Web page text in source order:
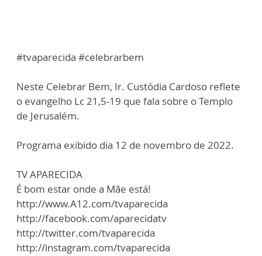
#tvaparecida #celebrarbem
Neste Celebrar Bem, Ir. Custódia Cardoso reflete
o evangelho Lc 21,5-19 que fala sobre o Templo
de Jerusalém.
Programa exibido dia 12 de novembro de 2022.
TV APARECIDA
É bom estar onde a Mãe está!
http://www.A12.com/tvaparecida
http://facebook.com/aparecidatv
http://twitter.com/tvaparecida
http://instagram.com/tvaparecida